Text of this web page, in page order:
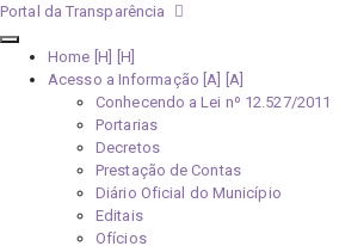
Portal da Transparência
Home [H]
Acesso a Informação [A]
Conhecendo a Lei nº 12.527/2011
Portarias
Decretos
Prestação de Contas
Diário Oficial do Município
Editais
Ofícios